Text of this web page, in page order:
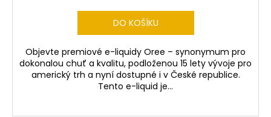
DO KOŠÍKU
Objevte premiové e-liquidy Oree – synonymum pro
dokonalou chuť a kvalitu, podloženou 15 lety vývoje pro
americký trh a nyní dostupné i v České republice.
Tento e-liquid je...